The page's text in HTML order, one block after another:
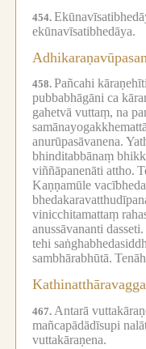
454.
ekūnavīsatibhedāya.
458. Pañcahi
pubbabhāgāni ca
gahetvā vuttaṃ, na
anurūpasāvanena.
bhinditabbānaṃ
viññāpanenāti attho.
Kaṇṇamūle
vinicchitamattaṃ
anussāvananti dasseti.
tehi
sambhārabhūtā.
467. Antarā
mañcapādādīsupi
vuttakāraṇena.